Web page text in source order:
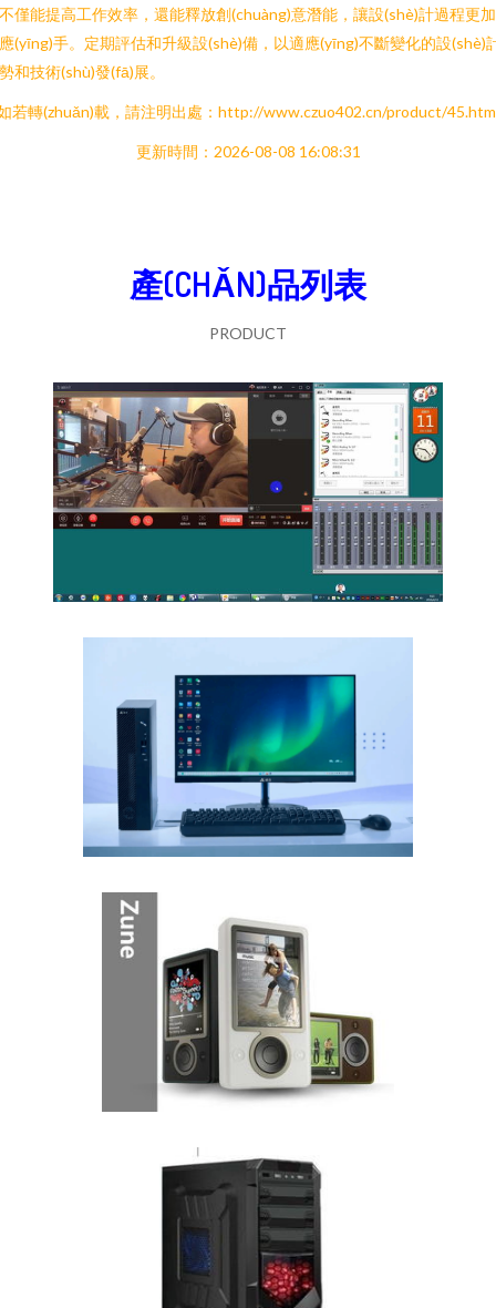
僅能提高工作效率，還能釋放創(chuàng)意潛能，讓設(shè)計過程更
(yīng)手。定期評估和升級設(shè)備，以適應(yīng)不斷變化的設(shè)
和技術(shù)發(fā)展。
若轉(zhuǎn)載，請注明出處：http://www.czuo402.cn/product/
更新時間：2026-08-08 16:08:31
產(CHǍN)品列表
PRODUCT